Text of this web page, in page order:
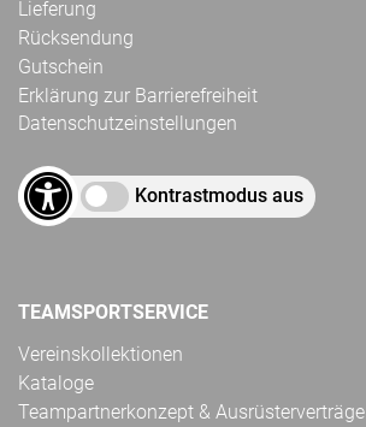
Lieferung
Rücksendung
Gutschein
Erklärung zur Barrierefreiheit
Datenschutzeinstellungen
Kontrastmodus aus
TEAMSPORTSERVICE
Vereinskollektionen
Kataloge
Teampartnerkonzept & Ausrüsterverträge